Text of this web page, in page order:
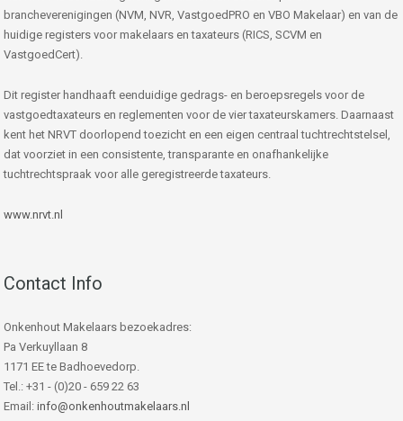
brancheverenigingen (NVM, NVR, VastgoedPRO en VBO Makelaar) en van de
huidige registers voor makelaars en taxateurs (RICS, SCVM en
VastgoedCert).
Dit register handhaaft eenduidige gedrags- en beroepsregels voor de
vastgoedtaxateurs en reglementen voor de vier taxateurskamers. Daarnaast
kent het NRVT doorlopend toezicht en een eigen centraal tuchtrechtstelsel,
dat voorziet in een consistente, transparante en onafhankelijke
tuchtrechtspraak voor alle geregistreerde taxateurs.
www.nrvt.nl
Contact Info
Onkenhout Makelaars bezoekadres:
Pa Verkuyllaan 8
1171 EE te Badhoevedorp.
Tel.: +31 - (0)20 - 659 22 63
Email: info@onkenhoutmakelaars.nl